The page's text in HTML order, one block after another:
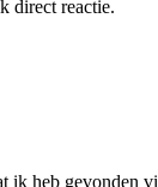
direct reactie.
ik heb gevonden